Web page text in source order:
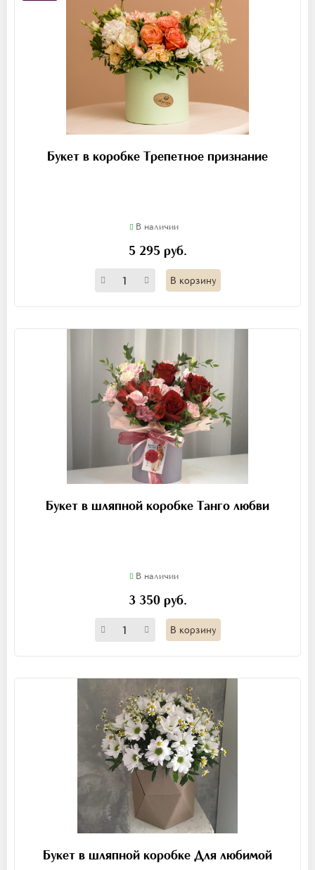
Букет в коробке Трепетное признание
В наличии
5 295 руб.
В корзину
Букет в шляпной коробке Танго любви
В наличии
3 350 руб.
В корзину
Букет в шляпной коробке Для любимой